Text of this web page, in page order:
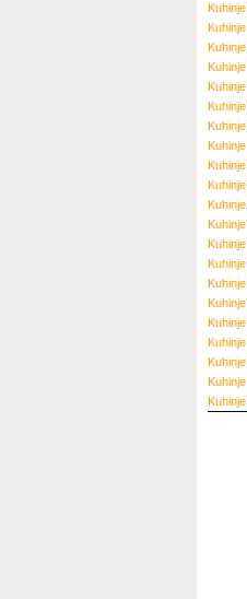
Kuhinje
Kuhinje
Kuhinje
Kuhinje
Kuhinje
Kuhinje
Kuhinje
Kuhinje
Kuhinje
Kuhinje
Kuhinje
Kuhinje
Kuhinje
Kuhinje
Kuhinje
Kuhinje
Kuhinje
Kuhinje
Kuhinje
Kuhinje
Kuhinje